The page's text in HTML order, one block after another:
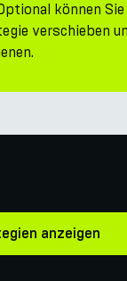
können Sie
verschieben
anzeigen